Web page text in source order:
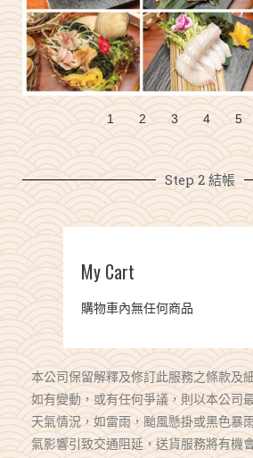
1 2 3 4 5
Step 2 結帳
My Cart
購物車內無任何商品
本公司保留解釋及修訂此服務之條款及
如有變動，或有任何爭議，則以本公司
天氣情況，如雷雨，颱風懸掛或黑色暴
氣影響引致交通阻延，送貨服務將有機